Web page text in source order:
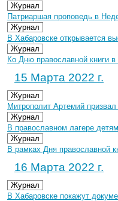
Журнал
Патриаршая проповедь в
Журнал
В Хабаровске открывается
Журнал
Ко Дню православной книги
15 Марта 2022 г.
Журнал
Митрополит Артемий
Журнал
В православном лагере
Журнал
В рамках Дня православной
16 Марта 2022 г.
Журнал
В Хабаровске покажут